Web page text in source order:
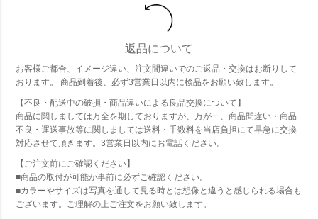
返品について
お客様ご都合、イメージ違い、注文間違いでのご返品・交換はお断りして
おります。 商品到着後、必ず3営業日以内に検品をお願い致します。
【不良・配送中の破損・商品違いによる良品交換について】
商品に関しましては万全を期しておりますが、万が一、商品間違い・商品
不良・運送事故等に関しましては送料・手数料を当店負担にて早急に交換
対応させて頂きます。3営業日以内にお電話ください。
【ご注文前にご確認ください】
■商品の取付が可能か事前に必ずご確認ください。
■カラーやサイズは写真を通して見る時とは想像と違うと感じられる場合も
ございます。ご理解の上ご注文をお願い致します。